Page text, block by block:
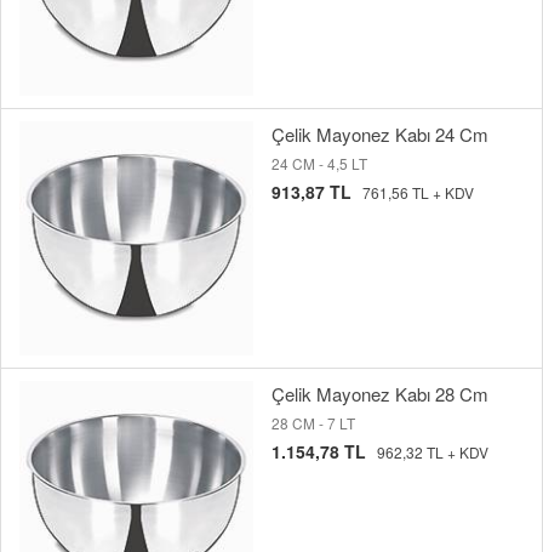
Çelik Mayonez Kabı 24 Cm
24 CM - 4,5 LT
913,87 TL 761,56 TL + KDV
Çelik Mayonez Kabı 28 Cm
28 CM - 7 LT
1.154,78 TL 962,32 TL + KDV